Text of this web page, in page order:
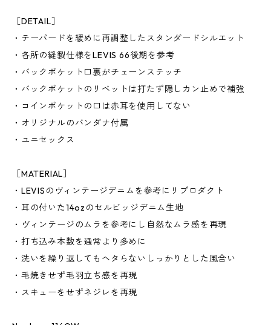
［DETAIL］
・テーパードを緩めに再調整したスタンダードシルエット
・各所の縫製仕様をLEVIS 66後期を参考
・バックポケット口裏がチェーンステッチ
・バックポケットのリベットは打たず隠しカン止めで補強
・コインポケットの口は赤耳を使用してない
・オリジナルのバンダナ付属
・ユニセックス
［MATERIAL］
・LEVISのヴィンテージデニムを参考にリプロダクト
・耳の付いた14ozのセルビッジデニム生地
・ヴィンテージのムラを参考にし自然なムラ感を再現
・打ち込み本数を通常より多めに
・洗いを繰り返してもヘタらないしっかりとした風合い
・毛焼きせず毛羽立ち感を再現
・スキューをせずネジレを再現